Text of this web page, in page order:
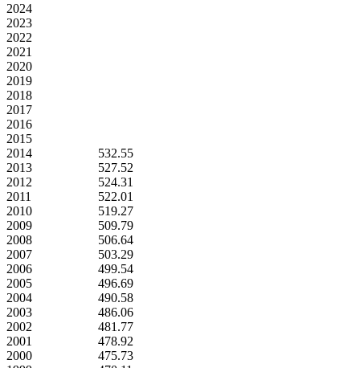
2024
2023
2022
2021
2020
2019
2018
2017
2016
2015
2014
532.55
2013
527.52
2012
524.31
2011
522.01
2010
519.27
2009
509.79
2008
506.64
2007
503.29
2006
499.54
2005
496.69
2004
490.58
2003
486.06
2002
481.77
2001
478.92
2000
475.73